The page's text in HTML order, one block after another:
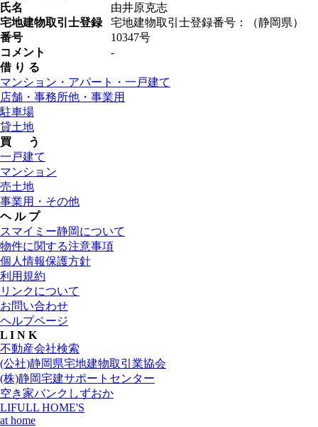
氏名
由井原克志
宅地建物取引士登録
番号
宅地建物取引士登録番号：（静岡県）
10347号
コメント
-
借 り る
マンション・アパート・一戸建て
店舗・事務所他・事業用
駐車場
貸土地
買 う
一戸建て
マンション
売土地
事業用・その他
ヘ ル プ
スマイミー静岡について
物件に関する注意事項
個人情報保護方針
利用規約
リンクについて
お問い合わせ
ヘルプページ
L I N K
不動産会社検索
(公社)静岡県宅地建物取引業協会
(株)静岡宅建サポートセンター
空き家バンクしずおか
LIFULL HOME'S
at home